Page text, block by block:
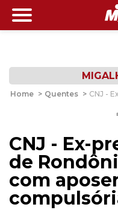
Home > Quentes > CNJ -
CNJ - Ex-
de
com